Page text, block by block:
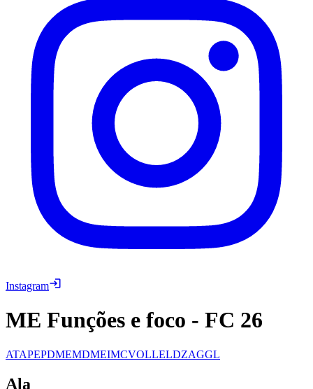
Instagram
ME Funções e foco - FC 26
ATAPEPDMEMDMEIMCVOLLELDZAGGL
Ala